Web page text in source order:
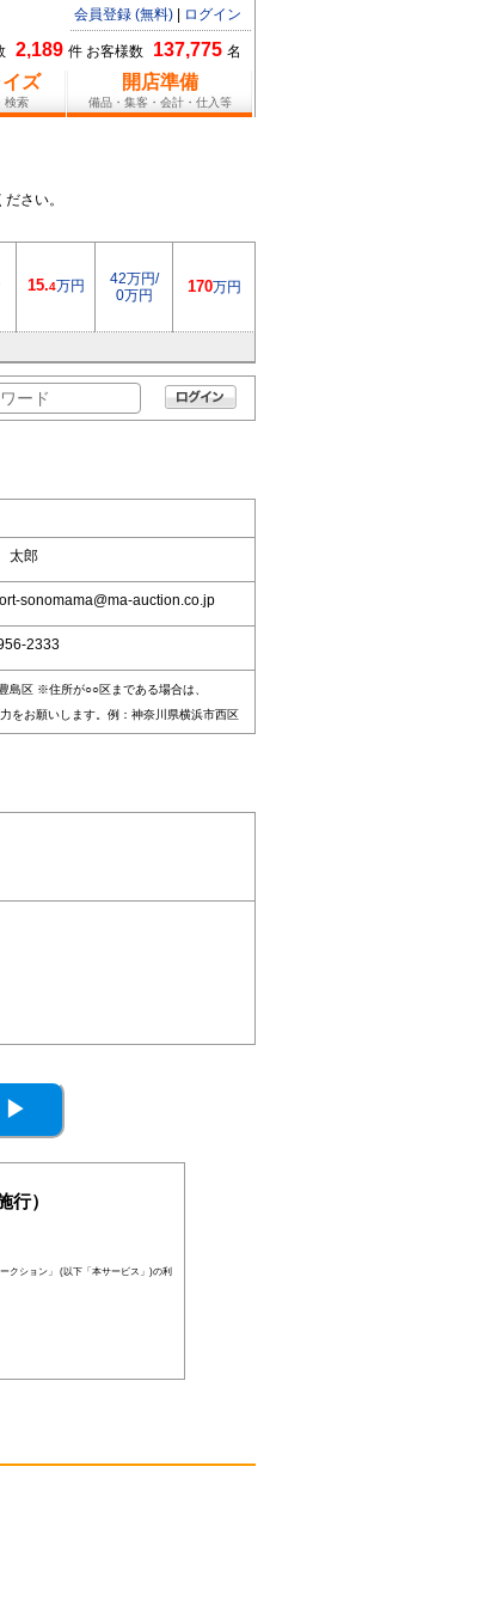
会員登録 (無料) ログイン
2,189 件 お客様数 137,775 名
ズ
検索
開店準備
備品・集客・会計・仕入等
さい。
15.4万円
42万円/
0万円
170万円
太郎
sonomama@ma-auction.co.jp
2333
島区 ※住所が○○区まである場合は、
をお願いします。例：神奈川県横浜市西区
行）
クション」 (以下「本サービス」)の利